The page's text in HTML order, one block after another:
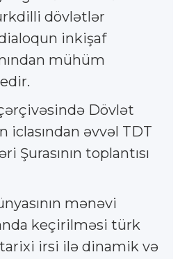
dövlətlər
inkişaf
mühüm
Dövlət
iclasından əvvəl TDT
Şurasının toplantısı
mənəvi
keçirilməsi türk
tarixi irsi ilə dinamik və